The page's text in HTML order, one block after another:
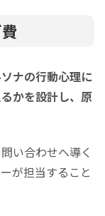
ナの行動心理に
かを設計し、原
い合わせへ導く
が担当すること